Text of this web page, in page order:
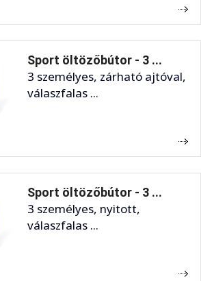
Sport öltözőbútor - 3 ...
3 személyes, zárható ajtóval,
válaszfalas ...
Sport öltözőbútor - 3 ...
3 személyes, nyitott,
válaszfalas ...